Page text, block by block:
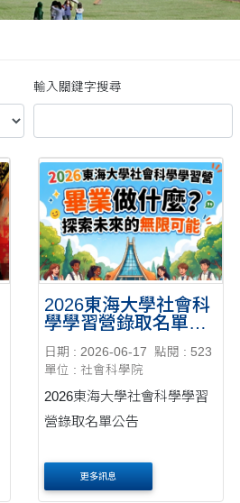
輸入關鍵字搜尋
2026東海大學社會科
學學習營錄取名單公
日期 : 2026-06-17
點閱 : 523
單位 : 社會科學院
2026東海大學社會科學學習
營錄取名單公告
更多訊息